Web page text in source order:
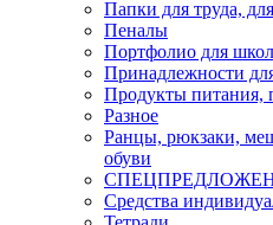
Папки для труда,
Пеналы
Портфолио для
Принадлежности
Продукты питания,
Разное
Ранцы, рюкзаки,
обуви
Средства